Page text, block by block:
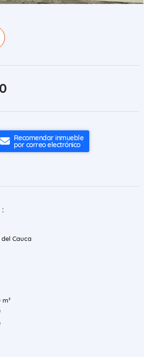
Recomendar inmueble
por correo electrónico
:
Cauca
m²